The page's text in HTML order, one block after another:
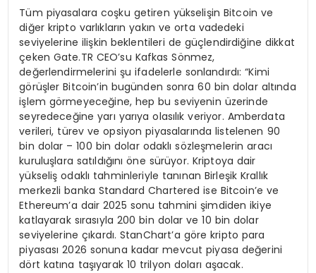
Tüm piyasalara coşku getiren yükselişin Bitcoin ve
diğer kripto varlıkların yakın ve orta vadedeki
seviyelerine ilişkin beklentileri de güçlendirdiğine dikkat
çeken Gate.TR CEO’su Kafkas Sönmez,
değerlendirmelerini şu ifadelerle sonlandırdı: “Kimi
görüşler Bitcoin’in bugünden sonra 60 bin dolar altında
işlem görmeyeceğine, hep bu seviyenin üzerinde
seyredeceğine yarı yarıya olasılık veriyor. Amberdata
verileri, türev ve opsiyon piyasalarında listelenen 90
bin dolar – 100 bin dolar odaklı sözleşmelerin aracı
kuruluşlara satıldığını öne sürüyor. Kriptoya dair
yükseliş odaklı tahminleriyle tanınan Birleşik Krallık
merkezli banka Standard Chartered ise Bitcoin’e ve
Ethereum’a dair 2025 sonu tahmini şimdiden ikiye
katlayarak sırasıyla 200 bin dolar ve 10 bin dolar
seviyelerine çıkardı. StanChart’a göre kripto para
piyasası 2026 sonuna kadar mevcut piyasa değerini
dört katına taşıyarak 10 trilyon doları aşacak.